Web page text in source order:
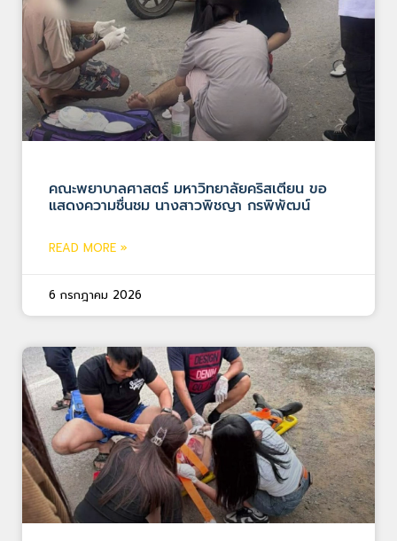
คณะพยาบาลศาสตร์ มหาวิทยาลัยคริสเตียน ขอ
แสดงความชื่นชม นางสาวพิชญา กรพิพัฒน์
READ MORE »
6 กรกฎาคม 2026